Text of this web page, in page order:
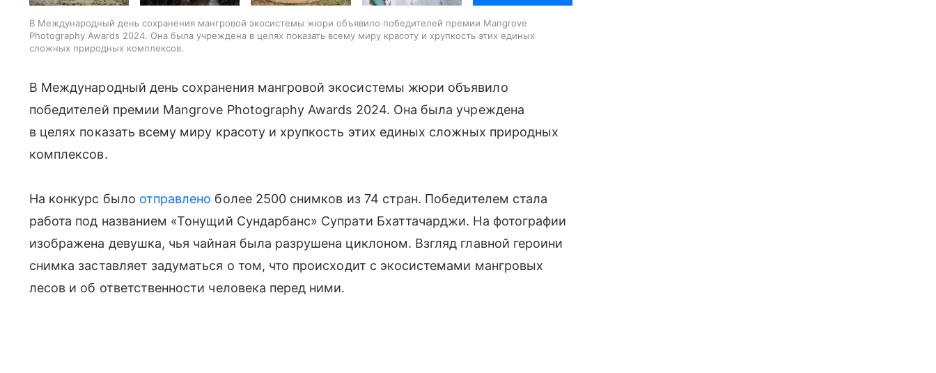
В Международный день сохранения мангровой экосистемы жюри объявило победителей премии Mangrove
Photography Awards 2024. Она была учреждена в целях показать всему миру красоту и хрупкость этих единых
сложных природных комплексов.
В Международный день сохранения мангровой экосистемы жюри объявило
победителей премии Mangrove Photography Awards 2024. Она была учреждена
в целях показать всему миру красоту и хрупкость этих единых сложных природных
комплексов.
На конкурс было отправлено более 2500 снимков из 74 стран. Победителем стала
работа под названием «Тонущий Сундарбанс» Супрати Бхаттачарджи. На фотографии
изображена девушка, чья чайная была разрушена циклоном. Взгляд главной героини
снимка заставляет задуматься о том, что происходит с экосистемами мангровых
лесов и об ответственности человека перед ними.